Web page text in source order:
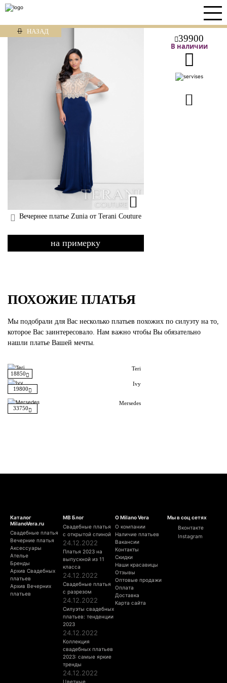
НАЗАД
39900
В наличии
Вечернее платье Zunia от Terani Couture
на примерку
ПОХОЖИЕ ПЛАТЬЯ
Мы подобрали для Вас несколько платьев похожих по силуэту на то,
которое Вас заинтересовало. Нам важно чтобы Вы обязательно
нашли платье Вашей мечты.
18850
Teri
19800
Ivy
33750
Mersedes
Каталог
MilanoVera.ru
Свадебные платья
Вечерние платья
Аксессуары
Ателье
Бренды
Архив Свадебных
платьев
Архив Вечерних
платьев
МВ Блог
Свадебные платья
с открытой спиной
24.12.2022
Платья 2023 на
выпускной из 11
класса
24.12.2022
Свадебные платья
с разрезом
24.12.2022
Силуэты свадебных
платьев: тенденции
2023
24.12.2022
Коллекция
свадебных платьев
2023: самые яркие
тренды
24.12.2022
Цветные
О Milano Vera
О компании
Наличие платьев
Вакансии
Контакты
Скидки
Наши красавицы
Отзывы
Оптовые продажи
Оплата
Доставка
Карта сайта
Мы в соц сетях
Вконтакте
Instagram